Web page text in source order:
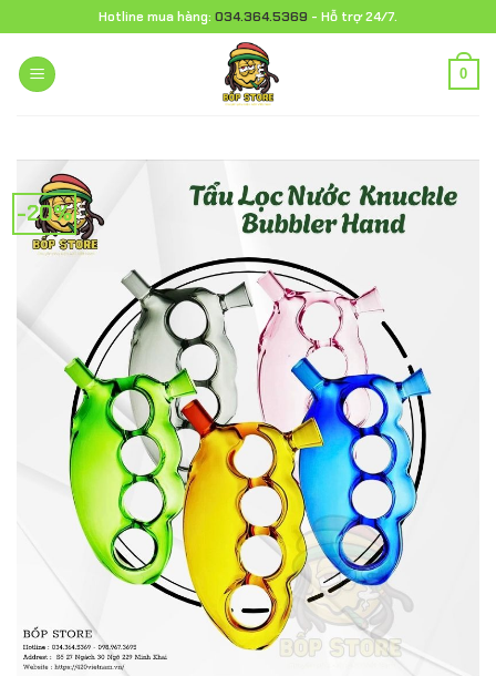
đến
nội
dung
Hotline mua hàng: 034.364.5369 - Hỗ trợ 24/7.
0
-20%